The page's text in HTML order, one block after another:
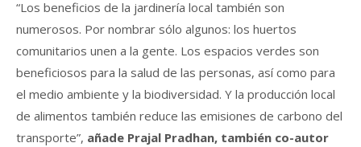
“Los beneficios de la jardinería local también son
numerosos. Por nombrar sólo algunos: los huertos
comunitarios unen a la gente. Los espacios verdes son
beneficiosos para la salud de las personas, así como para
el medio ambiente y la biodiversidad. Y la producción local
de alimentos también reduce las emisiones de carbono del
transporte”, añade Prajal Pradhan, también co-autor